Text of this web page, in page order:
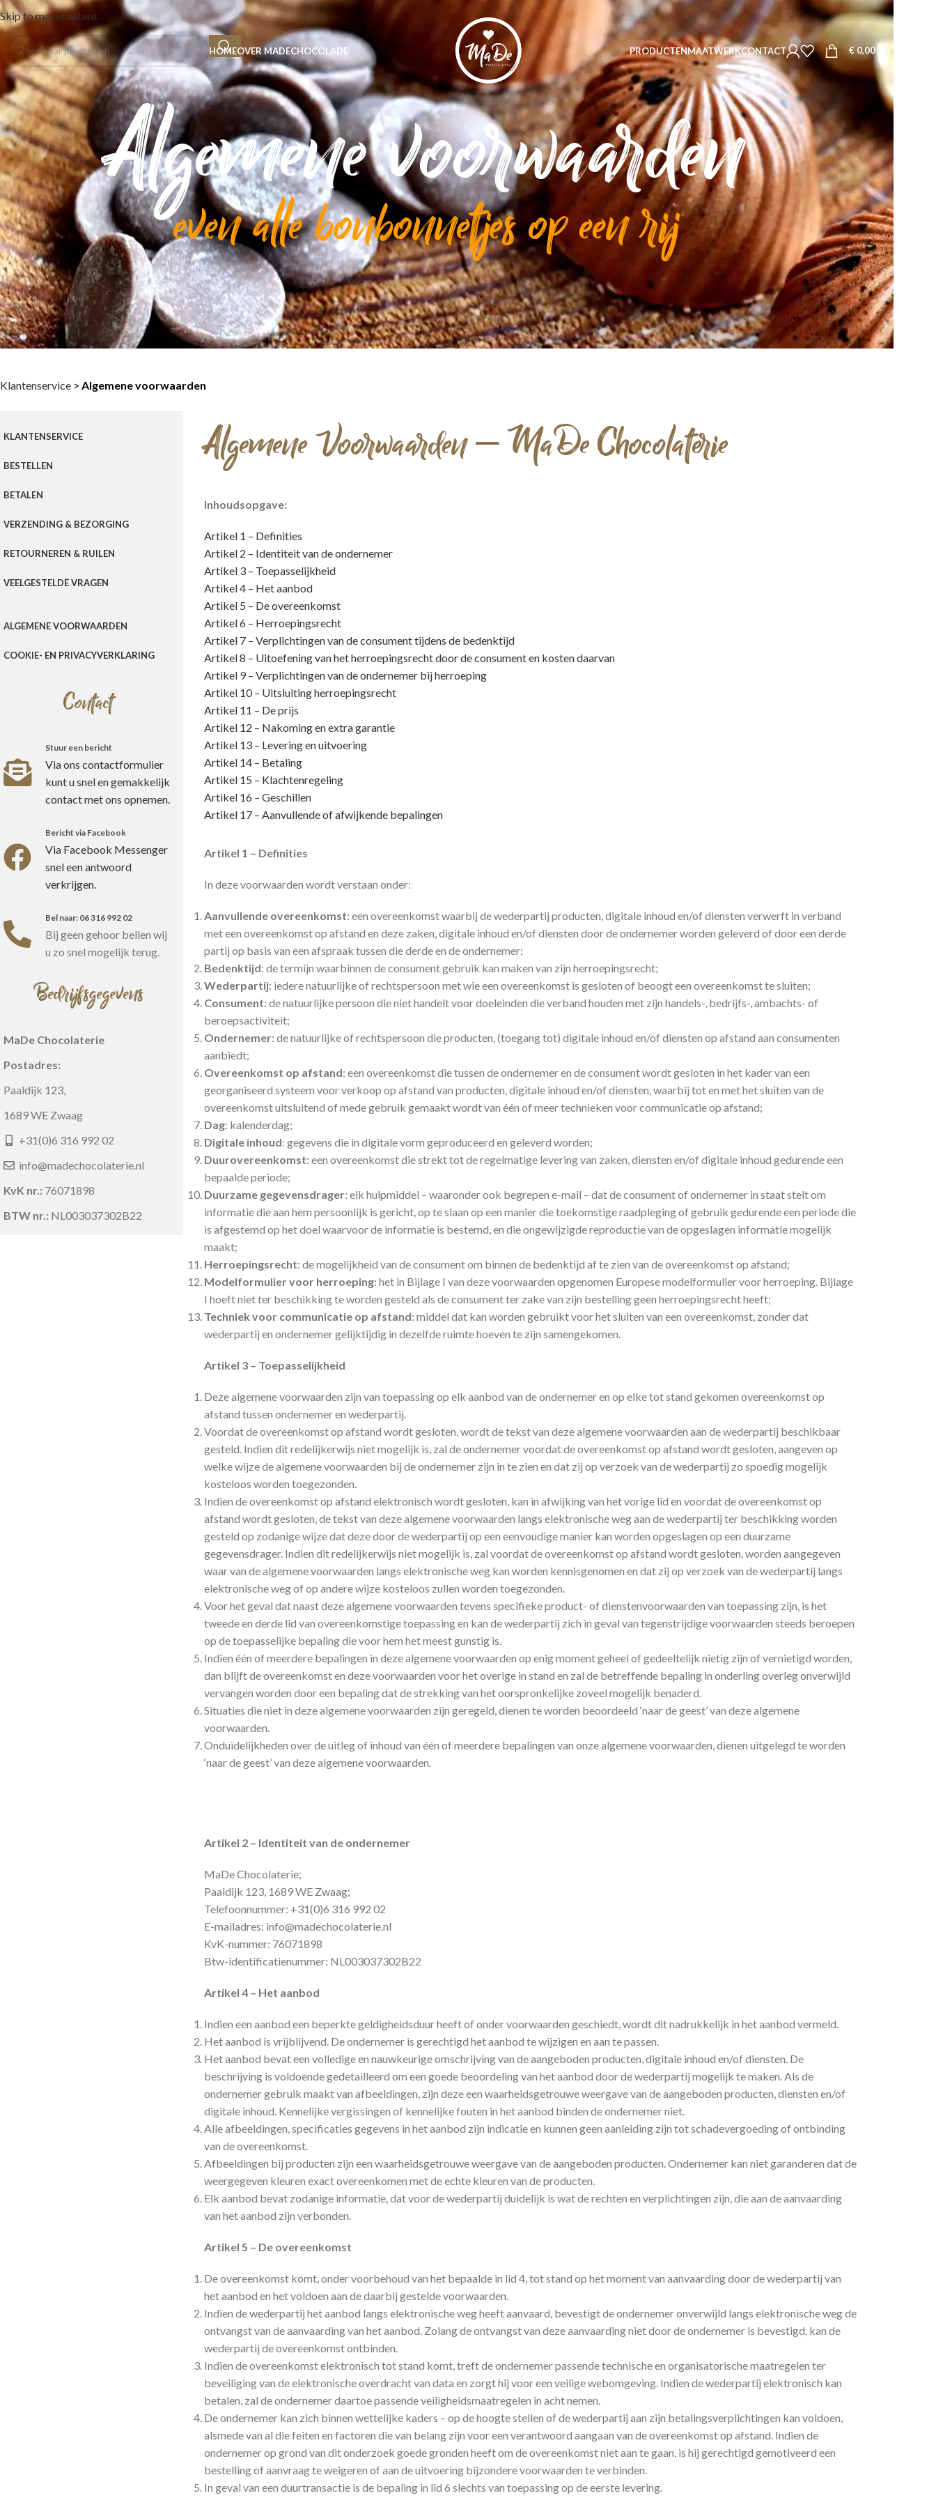
Skip to main content
HOMEOVER MADECHOCOLADE PRODUCTENMAATWERKCONTACT €0,00
Algemene voorwaarden
even alle bonbonnetjes op een rij
Klantenservice > Algemene voorwaarden
KLANTENSERVICE
BESTELLEN
BETALEN
VERZENDING & BEZORGING
RETOURNEREN & RUILEN
VEELGESTELDE VRAGEN
ALGEMENE VOORWAARDEN
COOKIE- EN PRIVACYVERKLARING
Contact
Stuur een bericht
Via ons contactformulier
kunt u snel en gemakkelijk
contact met ons opnemen.
Bericht via Facebook
Via Facebook Messenger
snel een antwoord
verkrijgen.
Bel naar: 06 316 992 02
Bij geen gehoor bellen wij
u zo snel mogelijk terug.
Bedrijfsgegevens
MaDe Chocolaterie
Postadres:
Paaldijk 123,
1689 WE Zwaag
+31(0)6 316 992 02
info@madechocolaterie.nl
KvK nr.: 76071898
BTW nr.: NL003037302B22
Algemene Voorwaarden – MaDe Chocolaterie
Inhoudsopgave:
Artikel 1 – Definities
Artikel 2 – Identiteit van de ondernemer
Artikel 3 – Toepasselijkheid
Artikel 4 – Het aanbod
Artikel 5 – De overeenkomst
Artikel 6 – Herroepingsrecht
Artikel 7 – Verplichtingen van de consument tijdens de bedenktijd
Artikel 8 – Uitoefening van het herroepingsrecht door de consument en kosten daarvan
Artikel 9 – Verplichtingen van de ondernemer bij herroeping
Artikel 10 – Uitsluiting herroepingsrecht
Artikel 11 – De prijs
Artikel 12 – Nakoming en extra garantie
Artikel 13 – Levering en uitvoering
Artikel 14 – Betaling
Artikel 15 – Klachtenregeling
Artikel 16 – Geschillen
Artikel 17 – Aanvullende of afwijkende bepalingen
Artikel 1 – Definities
In deze voorwaarden wordt verstaan onder:
Aanvullende overeenkomst: een overeenkomst waarbij de wederpartij producten, digitale inhoud en/of diensten verwerft in verband
met een overeenkomst op afstand en deze zaken, digitale inhoud en/of diensten door de ondernemer worden geleverd of door een derde
partij op basis van een afspraak tussen die derde en de ondernemer;
Bedenktijd: de termijn waarbinnen de consument gebruik kan maken van zijn herroepingsrecht;
Wederpartij: iedere natuurlijke of rechtspersoon met wie een overeenkomst is gesloten of beoogt een overeenkomst te sluiten;
Consument: de natuurlijke persoon die niet handelt voor doeleinden die verband houden met zijn handels-, bedrijfs-, ambachts- of
beroepsactiviteit;
Ondernemer: de natuurlijke of rechtspersoon die producten, (toegang tot) digitale inhoud en/of diensten op afstand aan consumenten
aanbiedt;
Overeenkomst op afstand: een overeenkomst die tussen de ondernemer en de consument wordt gesloten in het kader van een
georganiseerd systeem voor verkoop op afstand van producten, digitale inhoud en/of diensten, waarbij tot en met het sluiten van de
overeenkomst uitsluitend of mede gebruik gemaakt wordt van één of meer technieken voor communicatie op afstand;
Dag: kalenderdag;
Digitale inhoud: gegevens die in digitale vorm geproduceerd en geleverd worden;
Duurovereenkomst: een overeenkomst die strekt tot de regelmatige levering van zaken, diensten en/of digitale inhoud gedurende een
bepaalde periode;
Duurzame gegevensdrager: elk hulpmiddel – waaronder ook begrepen e-mail – dat de consument of ondernemer in staat stelt om
informatie die aan hem persoonlijk is gericht, op te slaan op een manier die toekomstige raadpleging of gebruik gedurende een periode die
is afgestemd op het doel waarvoor de informatie is bestemd, en die ongewijzigde reproductie van de opgeslagen informatie mogelijk
maakt;
Herroepingsrecht: de mogelijkheid van de consument om binnen de bedenktijd af te zien van de overeenkomst op afstand;
Modelformulier voor herroeping: het in Bijlage I van deze voorwaarden opgenomen Europese modelformulier voor herroeping. Bijlage
I hoeft niet ter beschikking te worden gesteld als de consument ter zake van zijn bestelling geen herroepingsrecht heeft;
Techniek voor communicatie op afstand: middel dat kan worden gebruikt voor het sluiten van een overeenkomst, zonder dat
wederpartij en ondernemer gelijktijdig in dezelfde ruimte hoeven te zijn samengekomen.
Artikel 3 – Toepasselijkheid
Deze algemene voorwaarden zijn van toepassing op elk aanbod van de ondernemer en op elke tot stand gekomen overeenkomst op
afstand tussen ondernemer en wederpartij.
Voordat de overeenkomst op afstand wordt gesloten, wordt de tekst van deze algemene voorwaarden aan de wederpartij beschikbaar
gesteld. Indien dit redelijkerwijs niet mogelijk is, zal de ondernemer voordat de overeenkomst op afstand wordt gesloten, aangeven op
welke wijze de algemene voorwaarden bij de ondernemer zijn in te zien en dat zij op verzoek van de wederpartij zo spoedig mogelijk
kosteloos worden toegezonden.
Indien de overeenkomst op afstand elektronisch wordt gesloten, kan in afwijking van het vorige lid en voordat de overeenkomst op
afstand wordt gesloten, de tekst van deze algemene voorwaarden langs elektronische weg aan de wederpartij ter beschikking worden
gesteld op zodanige wijze dat deze door de wederpartij op een eenvoudige manier kan worden opgeslagen op een duurzame
gegevensdrager. Indien dit redelijkerwijs niet mogelijk is, zal voordat de overeenkomst op afstand wordt gesloten, worden aangegeven
waar van de algemene voorwaarden langs elektronische weg kan worden kennisgenomen en dat zij op verzoek van de wederpartij langs
elektronische weg of op andere wijze kosteloos zullen worden toegezonden.
Voor het geval dat naast deze algemene voorwaarden tevens specifieke product- of dienstenvoorwaarden van toepassing zijn, is het
tweede en derde lid van overeenkomstige toepassing en kan de wederpartij zich in geval van tegenstrijdige voorwaarden steeds beroepen
op de toepasselijke bepaling die voor hem het meest gunstig is.
Indien één of meerdere bepalingen in deze algemene voorwaarden op enig moment geheel of gedeeltelijk nietig zijn of vernietigd worden,
dan blijft de overeenkomst en deze voorwaarden voor het overige in stand en zal de betreffende bepaling in onderling overleg onverwijld
vervangen worden door een bepaling dat de strekking van het oorspronkelijke zoveel mogelijk benaderd.
Situaties die niet in deze algemene voorwaarden zijn geregeld, dienen te worden beoordeeld ‘naar de geest’ van deze algemene
voorwaarden.
Onduidelijkheden over de uitleg of inhoud van één of meerdere bepalingen van onze algemene voorwaarden, dienen uitgelegd te worden
‘naar de geest’ van deze algemene voorwaarden.
Artikel 2 – Identiteit van de ondernemer
MaDe Chocolaterie;
Paaldijk 123, 1689 WE Zwaag;
Telefoonnummer: +31(0)6 316 992 02
E-mailadres: info@madechocolaterie.nl
KvK-nummer: 76071898
Btw-identificatienummer: NL003037302B22
Artikel 4 – Het aanbod
Indien een aanbod een beperkte geldigheidsduur heeft of onder voorwaarden geschiedt, wordt dit nadrukkelijk in het aanbod vermeld.
Het aanbod is vrijblijvend. De ondernemer is gerechtigd het aanbod te wijzigen en aan te passen.
Het aanbod bevat een volledige en nauwkeurige omschrijving van de aangeboden producten, digitale inhoud en/of diensten. De
beschrijving is voldoende gedetailleerd om een goede beoordeling van het aanbod door de wederpartij mogelijk te maken. Als de
ondernemer gebruik maakt van afbeeldingen, zijn deze een waarheidsgetrouwe weergave van de aangeboden producten, diensten en/of
digitale inhoud. Kennelijke vergissingen of kennelijke fouten in het aanbod binden de ondernemer niet.
Alle afbeeldingen, specificaties gegevens in het aanbod zijn indicatie en kunnen geen aanleiding zijn tot schadevergoeding of ontbinding
van de overeenkomst.
Afbeeldingen bij producten zijn een waarheidsgetrouwe weergave van de aangeboden producten. Ondernemer kan niet garanderen dat de
weergegeven kleuren exact overeenkomen met de echte kleuren van de producten.
Elk aanbod bevat zodanige informatie, dat voor de wederpartij duidelijk is wat de rechten en verplichtingen zijn, die aan de aanvaarding
van het aanbod zijn verbonden.
Artikel 5 – De overeenkomst
De overeenkomst komt, onder voorbehoud van het bepaalde in lid 4, tot stand op het moment van aanvaarding door de wederpartij van
het aanbod en het voldoen aan de daarbij gestelde voorwaarden.
Indien de wederpartij het aanbod langs elektronische weg heeft aanvaard, bevestigt de ondernemer onverwijld langs elektronische weg de
ontvangst van de aanvaarding van het aanbod. Zolang de ontvangst van deze aanvaarding niet door de ondernemer is bevestigd, kan de
wederpartij de overeenkomst ontbinden.
Indien de overeenkomst elektronisch tot stand komt, treft de ondernemer passende technische en organisatorische maatregelen ter
beveiliging van de elektronische overdracht van data en zorgt hij voor een veilige webomgeving. Indien de wederpartij elektronisch kan
betalen, zal de ondernemer daartoe passende veiligheidsmaatregelen in acht nemen.
De ondernemer kan zich binnen wettelijke kaders – op de hoogte stellen of de wederpartij aan zijn betalingsverplichtingen kan voldoen,
alsmede van al die feiten en factoren die van belang zijn voor een verantwoord aangaan van de overeenkomst op afstand. Indien de
ondernemer op grond van dit onderzoek goede gronden heeft om de overeenkomst niet aan te gaan, is hij gerechtigd gemotiveerd een
bestelling of aanvraag te weigeren of aan de uitvoering bijzondere voorwaarden te verbinden.
In geval van een duurtransactie is de bepaling in lid 6 slechts van toepassing op de eerste levering.